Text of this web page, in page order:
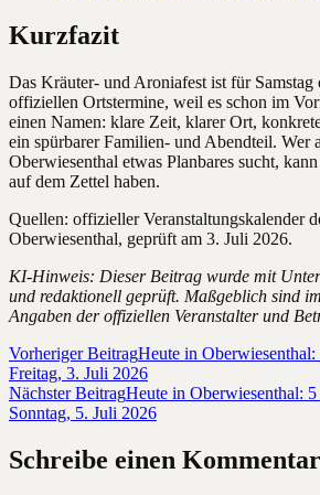
Kurzfazit
Das Kräuter- und Aroniafest ist für Samstag
offiziellen Ortstermine, weil es schon im
einen Namen: klare Zeit, klarer Ort,
ein spürbarer Familien- und Abendteil. Wer
Oberwiesenthal etwas Planbares sucht,
auf dem Zettel haben.
Quellen: offizieller Veranstaltungskalender
Oberwiesenthal, geprüft am 3. Juli 2026.
KI-Hinweis: Dieser Beitrag wurde mit
und redaktionell geprüft. Maßgeblich sind
Angaben der offiziellen Veranstalter und
Vorheriger BeitragHeute in
Freitag, 3. Juli 2026
Nächster BeitragHeute in Oberwiesenthal:
Sonntag, 5. Juli 2026
Schreibe einen Kommentar